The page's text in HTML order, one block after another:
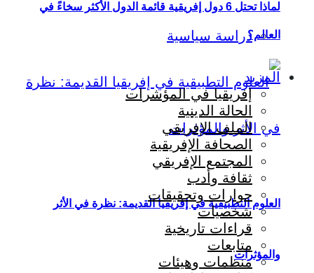
دراسة سياسية
العلوم التطبيقية في إفريقيا القديمة: نظرة في الأثر
والمؤثرات
لماذا تحتل 6 دول إفريقية قائمة الدول الأكثر سخاءً في
العالم؟
المزيد
إفريقيا في المؤشرات
الحالة الدينية
الملف الإفريقي
الصحافة الإفريقية
المجتمع الإفريقي
ثقافة وأدب
حوارات وتحقيقات
شخصيات
قراءات تاريخية
متابعات
منظمات وهيئات